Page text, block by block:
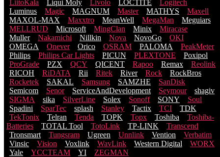
LiitoKala
Liqui Moly Livolo LOCTITE
Logitech
Luminus
Magic MAGNUM Master MATHYS
Maxell
MAXOL-MAX
Maxxtro MeanWell MegaMan
Meguiars
MELLRUD
Microsoft MingClan Minix
Miracase
Muller
Nakamichi Nillkin Nova NovoGo
OKI
OMEGA
Onever Orico OSRAM PALOMA
PeakMeter
Philips
Philips Car Lights PICUN PLEXTONE
Poxipol
ProGrade
PZX QCY QICENT Rapoo Remax
Reolink
RICOH
RiDATA Rii Ritek River Rock
RockBros
Rocketek
SAKAL Samsung SAMZHE
SanDisk
Semicom
Senor ServiceAndDevelopment Seymour
shagiv
SIGMA
sika SilverLine Solex Sonoff SONY
Soul
Spadini
SparTec splash Stanley Tactix TCI
TDK
TekTonix
Telran Tenda TOPK Topx Toshiba
Toshiba-
Batteries
TOTAL Tool TotoLink TP-LINK
Transcend
Tronsmart
Tungsram Ugreen Unnlink Vention
Verbatim
Vinsic
Vision Voxlink WavLink Western Digital
WORX
Yale
YCCTEAM YI ZEGMAN